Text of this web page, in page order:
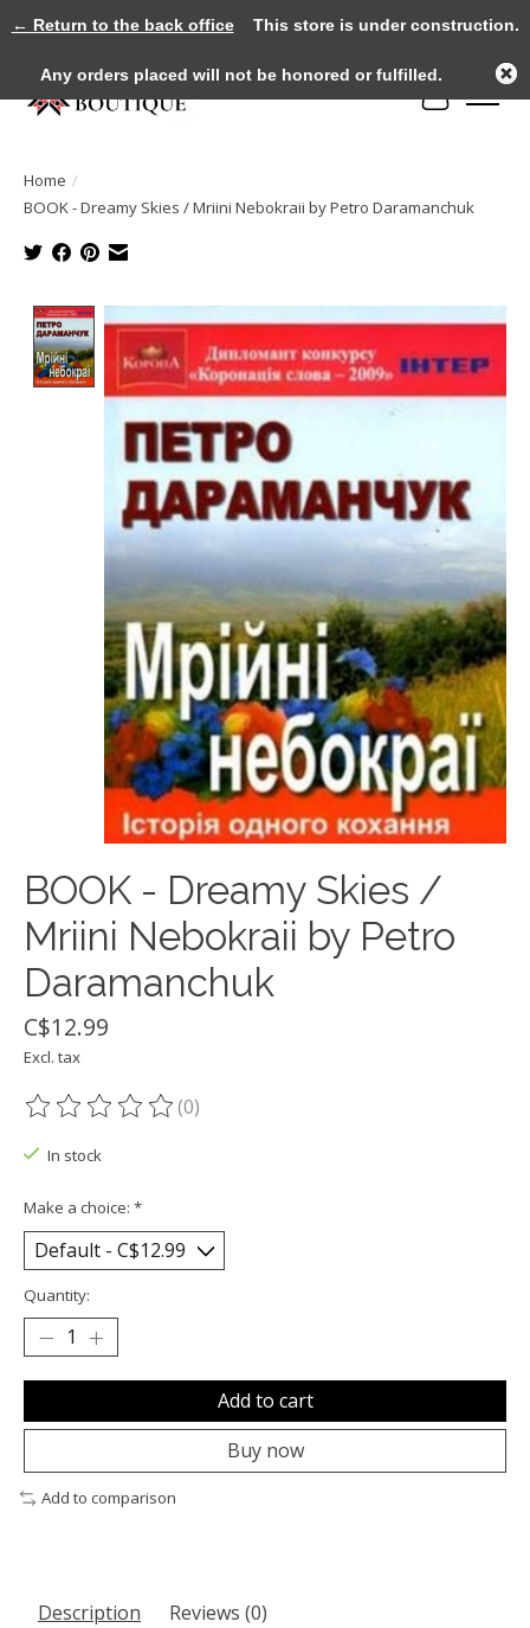
Cart
Home /
BOOK - Dreamy Skies / Mriini Nebokraii by Petro Daramanchuk
Product image slideshow Items
BOOK - Dreamy Skies /
Mriini Nebokraii by Petro
Daramanchuk
C$12.99
Excl. tax
The rating of this product is
(0)
In stock
Make a choice: *
Quantity:
Add to cart
Buy now
Add to comparison
Description Reviews (0)
← Return to the back officeThis store is under construction.
Any orders placed will not be honored or fulfilled.